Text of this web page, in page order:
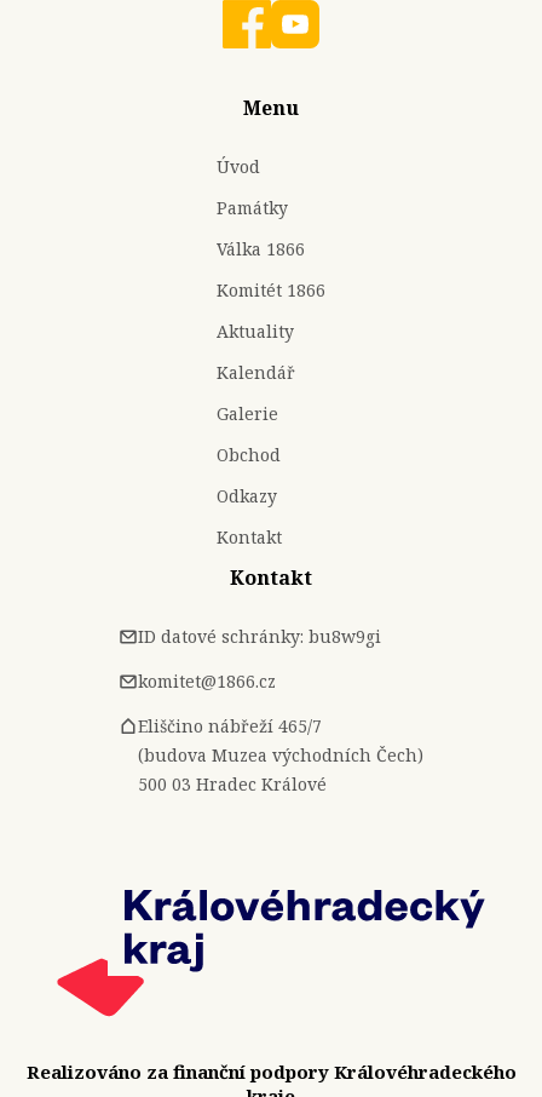
Menu
Úvod
Památky
Válka 1866
Komitét 1866
Aktuality
Kalendář
Galerie
Obchod
Odkazy
Kontakt
Kontakt
ID datové schránky: bu8w9gi
komitet@1866.cz
Eliščino nábřeží 465/7
(budova Muzea východních Čech)
500 03 Hradec Králové
Realizováno za finanční podpory Královéhradeckého